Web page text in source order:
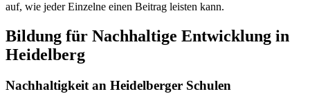
auf, wie jeder Einzelne einen Beitrag leisten kann.
Bildung für Nachhaltige Entwicklung in
Heidelberg
Nachhaltigkeit an Heidelberger Schulen